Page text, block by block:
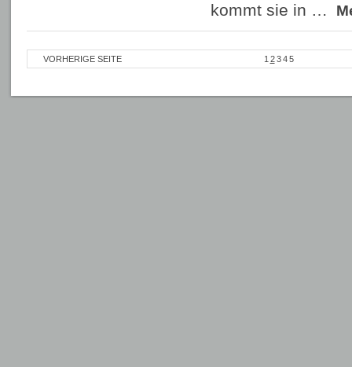
kommt sie in …
VORHERIGE SEITE 1 2 3 4 5